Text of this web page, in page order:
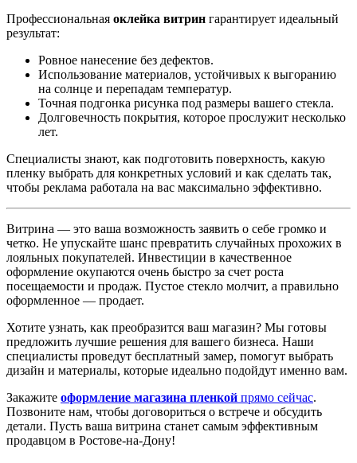
Профессиональная оклейка витрин гарантирует идеальный
результат:
Ровное нанесение без дефектов.
Использование материалов, устойчивых к выгоранию
на солнце и перепадам температур.
Точная подгонка рисунка под размеры вашего стекла.
Долговечность покрытия, которое прослужит несколько
лет.
Специалисты знают, как подготовить поверхность, какую
пленку выбрать для конкретных условий и как сделать так,
чтобы реклама работала на вас максимально эффективно.
Витрина — это ваша возможность заявить о себе громко и
четко. Не упускайте шанс превратить случайных прохожих в
лояльных покупателей. Инвестиции в качественное
оформление окупаются очень быстро за счет роста
посещаемости и продаж. Пустое стекло молчит, а правильно
оформленное — продает.
Хотите узнать, как преобразится ваш магазин? Мы готовы
предложить лучшие решения для вашего бизнеса. Наши
специалисты проведут бесплатный замер, помогут выбрать
дизайн и материалы, которые идеально подойдут именно вам.
Закажите оформление магазина пленкой прямо сейчас.
Позвоните нам, чтобы договориться о встрече и обсудить
детали. Пусть ваша витрина станет самым эффективным
продавцом в Ростове-на-Дону!